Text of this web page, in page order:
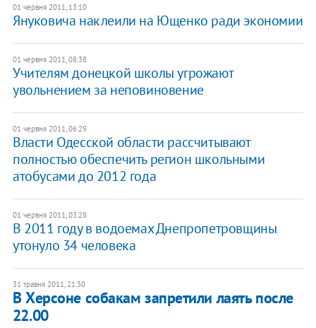
01 червня 2011, 13:10
Януковича наклеили на Ющенко ради экономии
01 червня 2011, 08:38
Учителям донецкой школы угрожают
увольнением за неповиновение
01 червня 2011, 06:29
Власти Одесской области рассчитывают
полностью обеспечить регион школьными
атобусами до 2012 года
01 червня 2011, 03:28
В 2011 году в водоемах Днепропетровщины
утонуло 34 человека
31 травня 2011, 21:30
В Херсоне собакам запретили лаять после
22.00